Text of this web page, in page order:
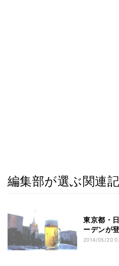
編集部が選ぶ関連
東京都・
ーデンが
2014/05/20